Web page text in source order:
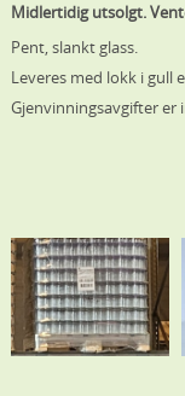
Midlertidig utsolgt.
Pent, slankt glass.
Leveres med lokk i gull
Gjenvinningsavgifter er